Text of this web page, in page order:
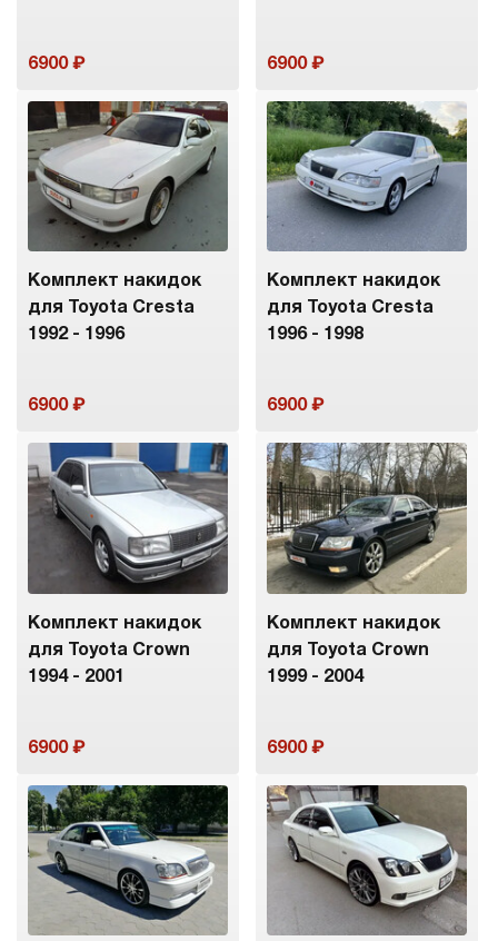
6900 6900
Комплект накидок
для Toyota Cresta
1992 - 1996
6900
Комплект накидок
для Toyota Cresta
1996 - 1998
6900
Комплект накидок
для Toyota Crown
1994 - 2001
6900
Комплект накидок
для Toyota Crown
1999 - 2004
6900